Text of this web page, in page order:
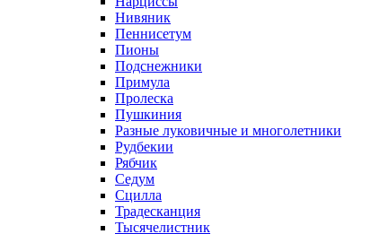
Нивяник
Пеннисетум
Пионы
Подснежники
Примула
Пролеска
Пушкиния
Разные луковичные и многолетники
Рудбекии
Рябчик
Седум
Сцилла
Традесканция
Тысячелистник